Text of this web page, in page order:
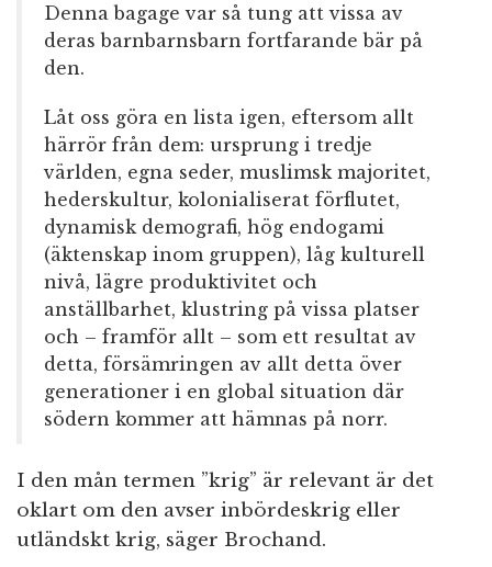
Denna bagage var så tung att vissa av
deras barnbarnsbarn fortfarande bär på
den.
Låt oss göra en lista igen, eftersom allt
härrör från dem: ursprung i tredje
världen, egna seder, muslimsk majoritet,
hederskultur, kolonialiserat förflutet,
dynamisk demografi, hög endogami
(äktenskap inom gruppen), låg kulturell
nivå, lägre produktivitet och
anställbarhet, klustring på vissa platser
och – framför allt – som ett resultat av
detta, försämringen av allt detta över
generationer i en global situation där
södern kommer att hämnas på norr.
I den mån termen ”krig” är relevant är det
oklart om den avser inbördeskrig eller
utländskt krig, säger Brochand.